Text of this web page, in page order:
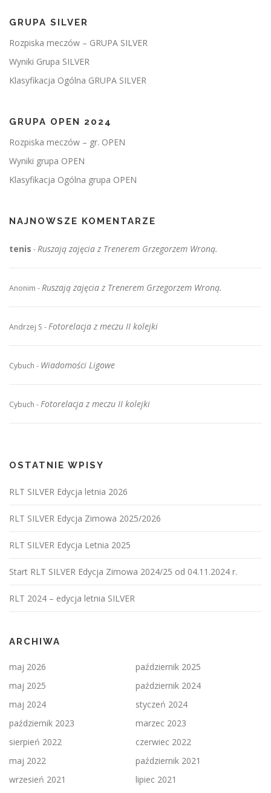
GRUPA SILVER
Rozpiska meczów – GRUPA SILVER
Wyniki Grupa SILVER
Klasyfikacja Ogólna GRUPA SILVER
GRUPA OPEN 2024
Rozpiska meczów – gr. OPEN
Wyniki grupa OPEN
Klasyfikacja Ogólna grupa OPEN
NAJNOWSZE KOMENTARZE
tenis -Ruszają zajęcia z Trenerem Grzegorzem Wroną.
Anonim -Ruszają zajęcia z Trenerem Grzegorzem Wroną.
Andrzej S -Fotorelacja z meczu II kolejki
Cybuch - Wiadomości Ligowe
Cybuch -Fotorelacja z meczu II kolejki
OSTATNIE WPISY
RLT SILVER Edycja letnia 2026
RLT SILVER Edycja Zimowa 2025/2026
RLT SILVER Edycja Letnia 2025
Start RLT SILVER Edycja Zimowa 2024/25 od 04.11.2024 r.
RLT 2024 – edycja letnia SILVER
ARCHIWA
maj 2026
październik 2025
maj 2025
październik 2024
maj 2024
styczeń 2024
październik 2023
marzec 2023
sierpień 2022
czerwiec 2022
maj 2022
październik 2021
wrzesień 2021
lipiec 2021